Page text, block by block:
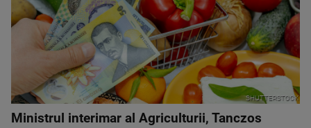
SHUTTERSTOCK
Ministrul interimar al Agriculturii, Tanczos